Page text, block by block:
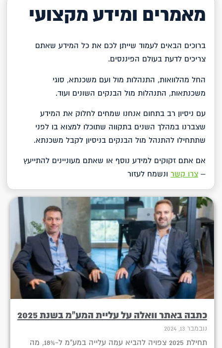
מאמרים ומידע מקצועי
ברוכים הבאים לעמוד שייתן לכם את כל המידע שאתם
צריכים לדעת בעולם הפיננסים.
החל מהלוואות, התנהלות מול ועם משכנתא, סוגי
משכנתאות, התנהלות מול הבנקים השונים ועוד.
עם ניסיון רב בתחום אנחנו שמחים לחלוק את המידע
שצברנו במהלך השנים בתקווה שתוכלו למצוא בו לפני
שתתחילו להתנהל מול הבנקים בניסיון לקבל משכנתא.
אם אתם זקוקים למידע נוסף או שאתם מעוניינים להתייעץ
– צרו קשרונשמח לעזור
כתבה באתר וואלה על עליית המע"מ בשנת 2025
נובמבר 13, 2024
תחילת 2025 צפויה להביא עמה עלייה במע"מ ל-18%, מה